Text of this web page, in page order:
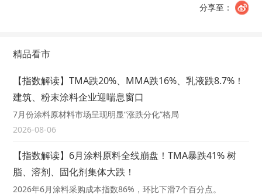
分享至：
精品看市
【指数解读】TMA跌20%、MMA跌16%、乳液跌8.7%！
建筑、粉末涂料企业迎喘息窗口
7月份涂料原材料市场呈现明显“涨跌分化”格局
2026-08-06
【指数解读】6月涂料原料全线崩盘！TMA暴跌41% 树
脂、溶剂、固化剂集体大跌！
2026年6月涂料采购成本指数86%，环比下滑7个百分点。